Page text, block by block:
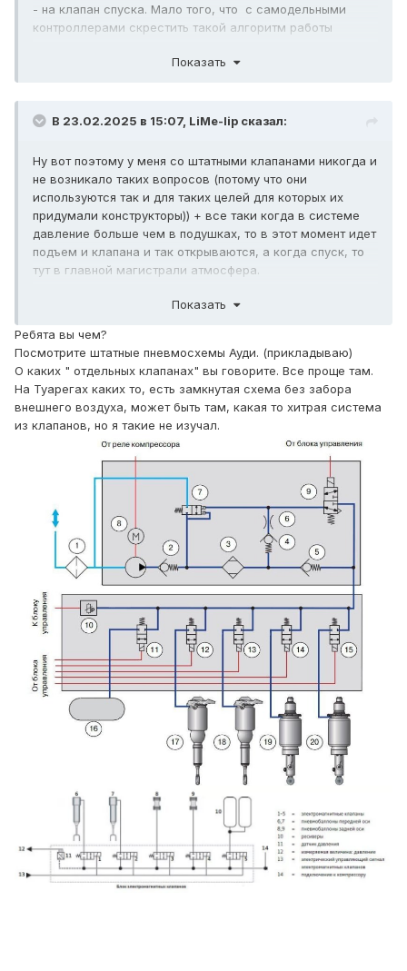
- на клапан спуска. Мало того, что с самодельными
контроллерами скрестить такой алгоритм работы
поднимать и опускать поштучно подушки никак не
Плюс в штатке ещё и продувка идёт при спуске подушек.
конечно они понтовые))
Показать
В 23.02.2025 в 15:07, LiMe-lip сказал:
Ну вот поэтому у меня со штатными клапанами никогда и
не возникало таких вопросов (потому что они
используются так и для таких целей для которых их
придумали конструкторы)) + все таки когда в системе
давление больше чем в подушках, то в этот момент идет
подъем и клапана и так открываются, а когда спуск, то
тут в главной магистрали атмосфера.
Показать
Ребята вы чем?
Посмотрите штатные пневмосхемы Ауди. (прикладываю)
О каких " отдельных клапанах" вы говорите. Все проще там.
На Туарегах каких то, есть замкнутая схема без забора
внешнего воздуха, может быть там, какая то хитрая система
из клапанов, но я такие не изучал.